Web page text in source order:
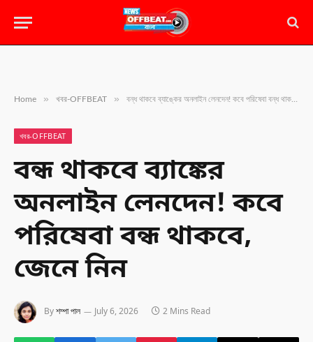
Home » খবর-OFFBEAT » বন্ধ থাকবে ব্যাঙ্কের অনলাইন লেনদেন! কবে পরিষেবা বন্ধ থাকবে, জেনে নিন
খবর-OFFBEAT
বন্ধ থাকবে ব্যাঙ্কের
অনলাইন লেনদেন! কবে
পরিষেবা বন্ধ থাকবে,
জেনে নিন
Byশম্পা পাল July 6, 2026 2 Mins Read